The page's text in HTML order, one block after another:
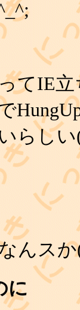
てIE
らし
んス
に